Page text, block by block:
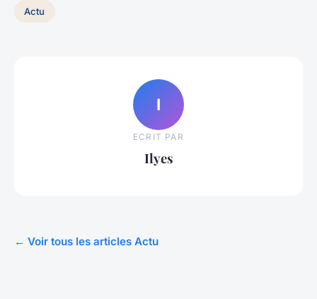
Actu
I
ECRIT PAR
Ilyes
← Voir tous les articles Actu